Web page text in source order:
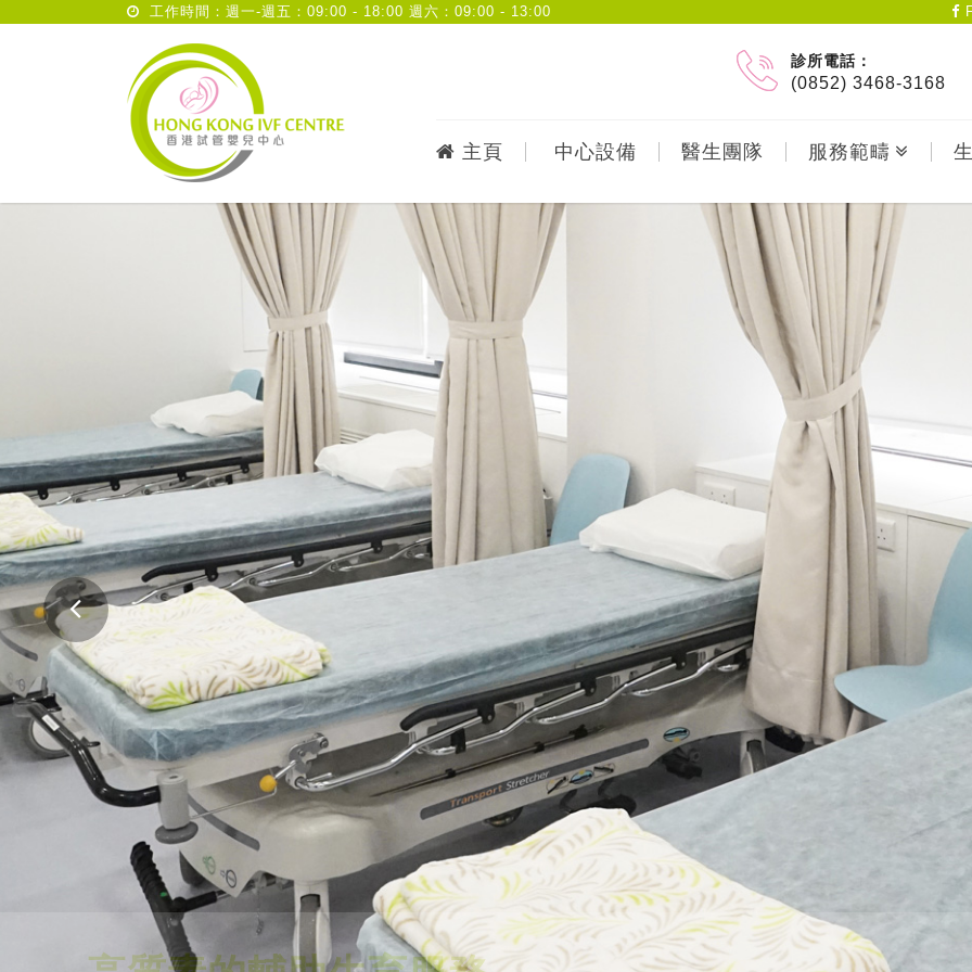
工作時間：週一-週五：09:00 - 18:00 週六：09:00 - 13:00
診所電話：
(0852) 3468-3168
主頁 中心設備 醫生團隊 服務範疇
高質素的輔助生育服務
舒適的環境，專業、可靠及安全的醫療服務，使夫婦們安心地接受專業診斷和治療，提高受孕的機